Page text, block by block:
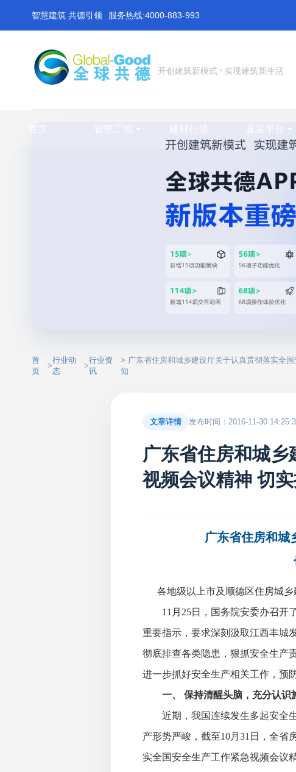
智慧建筑 共德引领 服务热线:4000-883-993
开创建筑新模式 实现建筑新生活
首页 智慧工地 建材行情 直采平台
首
页
>
行业动
态
>
行业资
讯
> 广东省住房和城乡建设厅关于认真贯彻落实全
知
文章详情 发布时间：2016-11-30
广东省住房和城
视频会议精神 切
广东省住房和城
各地级以上市及顺德区住房城乡
11月25日，国务院安委办召开了
重要指示，要求深刻汲取江西丰城
彻底排查各类隐患，狠抓安全生产
进一步抓好安全生产相关工作，预
一、
保持清醒头脑，充分认识
近期，我国连续发生多起安全生
产形势严峻，截至10月31日，全省
实全国安全生产工作紧急视频会议